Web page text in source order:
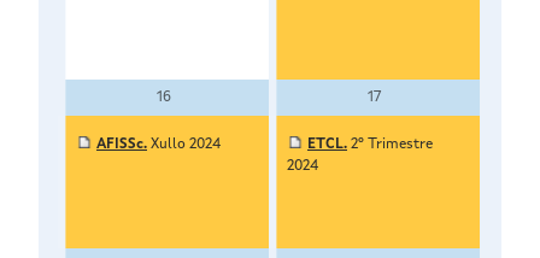
16 17
AFISSc. Xullo 2024 ETCL. 2º Trimestre
2024